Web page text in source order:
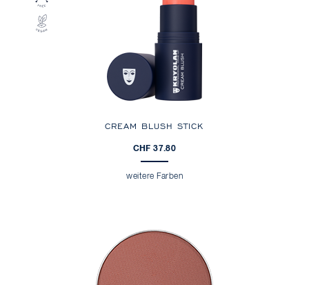
CREAM BLUSH STICK
CHF 37.80
weitere Farben